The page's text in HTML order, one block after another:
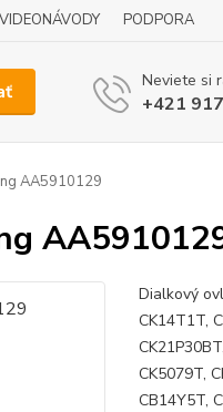
VIDEONÁVODY PODPORA
Neviete si
+421
AA5910129
Dialkový
CK14T1T,
CK5079T,
CB14Y5T,